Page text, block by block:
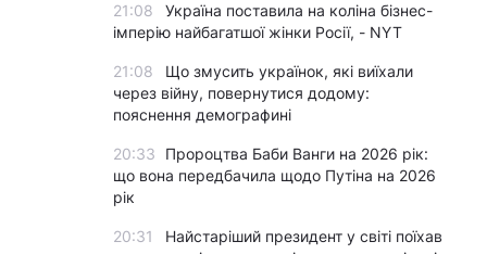
21:08
Україна поставила на коліна бізнес-
імперію найбагатшої жінки Росії, - NYT
21:08
Що змусить українок, які виїхали
через війну, повернутися додому:
пояснення демографині
20:33
Пророцтва Баби Ванги на 2026 рік:
що вона передбачила щодо Путіна на 2026
рік
20:31
Найстаріший президент у світі поїхав